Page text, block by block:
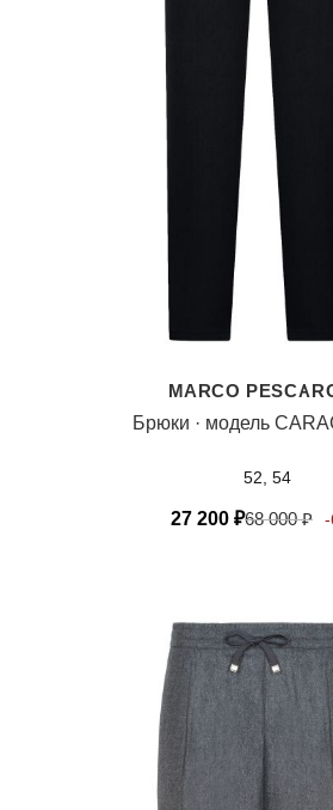
MARCO
Брюки · модель
52, 54
27 200 ₽68 000₽